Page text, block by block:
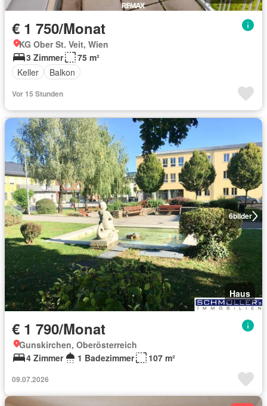
€ 1 750/Monat
KG Ober St. Veit, Wien
3 Zimmer
75 m²
Keller
Balkon
Vor 15 Stunden
6bilder
Haus
€ 1 790/Monat
Gunskirchen, Oberösterreich
4 Zimmer
1 Badezimmer 107 m²
09.07.2026